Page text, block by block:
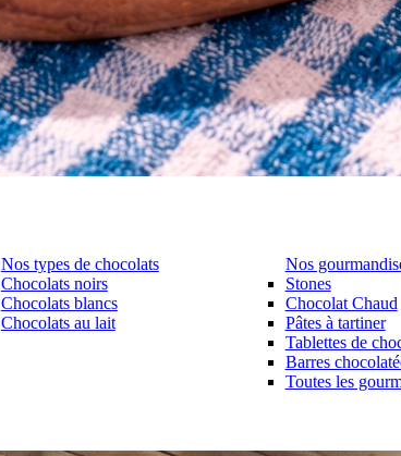
Nos types de chocolats
Chocolats noirs
Chocolats blancs
Chocolats au lait
Nos
Stones
Chocolat Chaud
Pâtes à tartiner
Tablettes de
Barres
Toutes les